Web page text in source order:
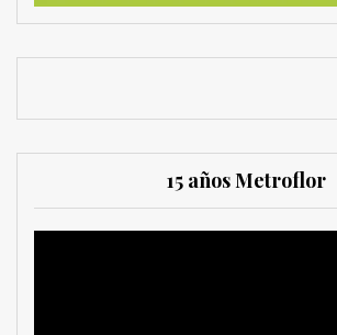
15 años Metroflor